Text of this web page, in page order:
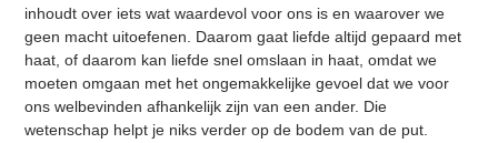
inhoudt over iets wat waardevol voor ons is en waarover we
geen macht uitoefenen. Daarom gaat liefde altijd gepaard met
haat, of daarom kan liefde snel omslaan in haat, omdat we
moeten omgaan met het ongemakkelijke gevoel dat we voor
ons welbevinden afhankelijk zijn van een ander. Die
wetenschap helpt je niks verder op de bodem van de put.